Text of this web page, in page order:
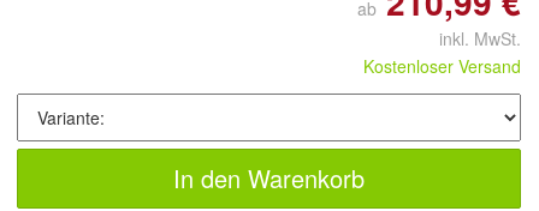
ab
inkl. MwSt.
Kostenloser Versand
In den Warenkorb